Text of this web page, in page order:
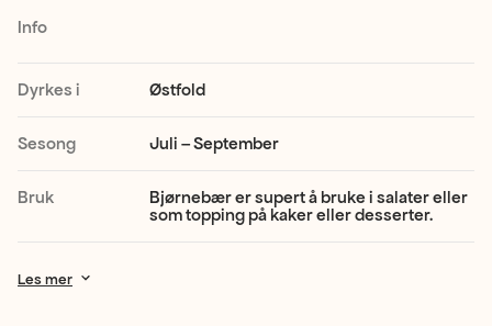
en
mørk
blå
farge.
De
er
ekstra
gode
Info
Dyrkes i Østfold
Sesong Juli – September
Bruk
Bjørnebær er supert å bruke i salater eller
som topping på kaker eller desserter.
Les mer